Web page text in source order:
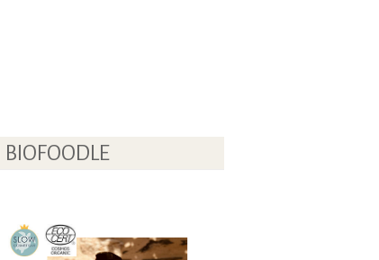
BIOFOODLE